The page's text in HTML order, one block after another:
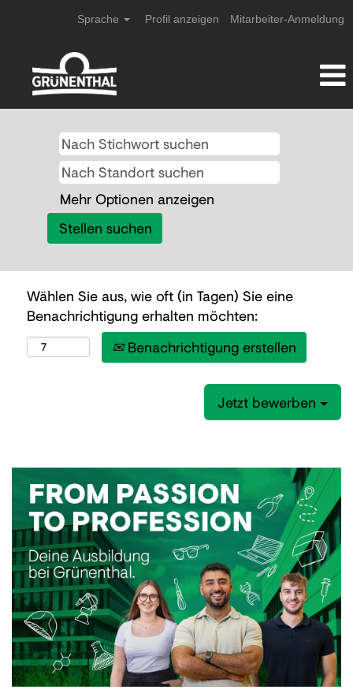
Sprache Profil anzeigen Mitarbeiter-Anmeldung
Mehr Optionen anzeigen
Wählen Sie aus, wie oft (in Tagen) Sie eine
Benachrichtigung erhalten möchten:
Benachrichtigung erstellen
Jetzt bewerben